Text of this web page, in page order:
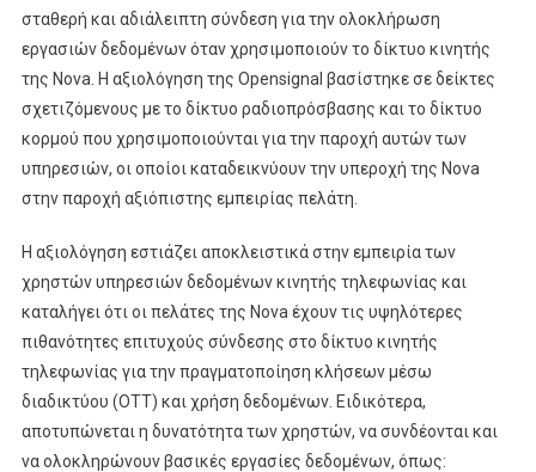
σταθερή και αδιάλειπτη σύνδεση για την ολοκλήρωση
εργασιών δεδομένων όταν χρησιμοποιούν το δίκτυο κινητής
της Nova. Η αξιολόγηση της Opensignal βασίστηκε σε δείκτες
σχετιζόμενους με τo δίκτυο ραδιοπρόσβασης και το δίκτυο
κορμού που χρησιμοποιούνται για την παροχή αυτών των
υπηρεσιών, οι οποίοι καταδεικνύουν την υπεροχή της Nova
στην παροχή αξιόπιστης εμπειρίας πελάτη.
Η αξιολόγηση εστιάζει αποκλειστικά στην εμπειρία των
χρηστών υπηρεσιών δεδομένων κινητής τηλεφωνίας και
καταλήγει ότι οι πελάτες της Nova έχουν τις υψηλότερες
πιθανότητες επιτυχούς σύνδεσης στο δίκτυο κινητής
τηλεφωνίας για την πραγματοποίηση κλήσεων μέσω
διαδικτύου (OTT) και χρήση δεδομένων. Ειδικότερα,
αποτυπώνεται η δυνατότητα των χρηστών, να συνδέονται και
να ολοκληρώνουν βασικές εργασίες δεδομένων, όπως: